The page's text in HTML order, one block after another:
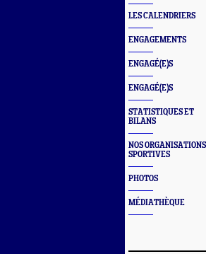
LES CALENDRIERS
ENGAGEMENTS
ENGAGÉ(E)S
ENGAGÉ(E)S
STATISTIQUES ET
BILANS
NOS ORGANISATIONS
SPORTIVES
PHOTOS
MÉDIATHÈQUE